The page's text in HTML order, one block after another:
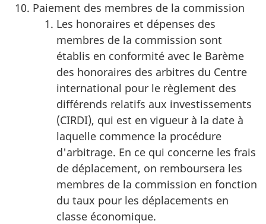
Paiement des membres de la commission
Les honoraires et dépenses des
membres de la commission sont
établis en conformité avec le Barème
des honoraires des arbitres du Centre
international pour le règlement des
différends relatifs aux investissements
(CIRDI), qui est en vigueur à la date à
laquelle commence la procédure
d'arbitrage. En ce qui concerne les frais
de déplacement, on remboursera les
membres de la commission en fonction
du taux pour les déplacements en
classe économique.